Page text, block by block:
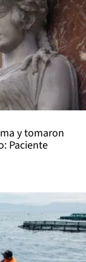
y tomaron
Paciente